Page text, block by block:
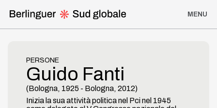
MENU
I Viaggi di Berlinguer
Discorsi, analisi politiche e interviste
PERSONE
Guido Fanti
(Bologna, 1925 - Bologna, 2012)
Inizia la sua attività politica nel Pci nel 1945